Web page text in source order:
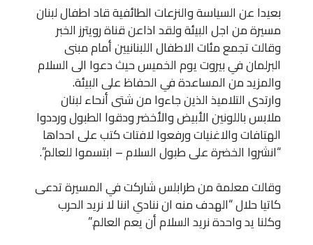
بعيدا عن السياسة والنزعات الطائفية قاد اطفال لبنان
مسيرة من اجل البيئة ولقد اذاعن قناة رويترز الخبر
وقالت تجمع مئات الاطفال اللبنانيين أمام مبنى
البرلمان في بيروت يوم الخميس حيث دعوا الى السلام
والمزيد من المساعدة في الحفاظ على البيئة.
وارتدى التلاميذ الذين جاءوا من شتى أنحاء لبنان
ملابس باللونين الأبيض والأخضر ودقوا الطبول ورددوا
الهتافات والاغنيات ورفعوا لافتات كتب على احداها
“انشروا الخضرة على طبول السلام – ابتسموا للعالم”.
وقالت معلمة من طرابلس شاركت في المسيرة تدعى
كاتيا حلال “الهدف منه ان ننادي اننا لا نريد الحرب
وكلنا يد واحدة نريد السلام أن يعم العالم.”